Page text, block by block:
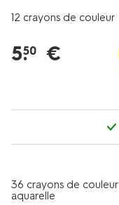
12 crayons de couleur
5.
50 €
36 crayons de couleur
aquarelle